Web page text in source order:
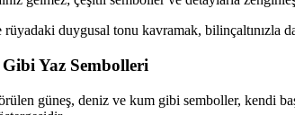
duygusal tonu kavramak, bilinçaltınızla
Yaz Sembolleri
güneş, deniz ve kum gibi semboller, kendi